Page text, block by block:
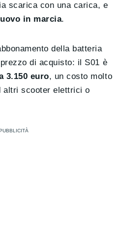
scarica con una carica, e
in marcia.
della batteria
di acquisto: il S01 è
3.150 euro, un costo molto
altri scooter elettrici o